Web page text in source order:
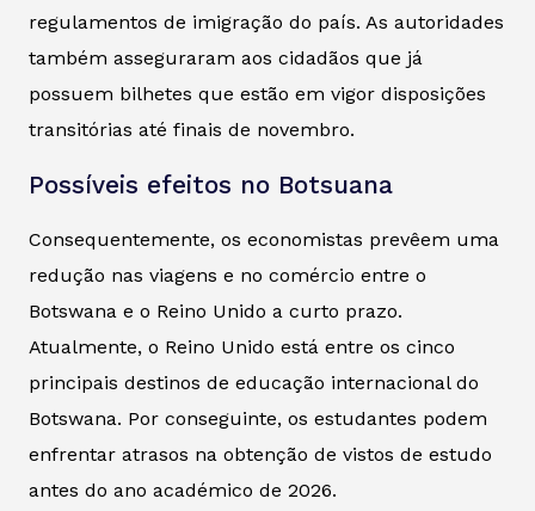
regulamentos de imigração do país. As autoridades
também asseguraram aos cidadãos que já
possuem bilhetes que estão em vigor disposições
transitórias até finais de novembro.
Possíveis efeitos no Botsuana
Consequentemente, os economistas prevêem uma
redução nas viagens e no comércio entre o
Botswana e o Reino Unido a curto prazo.
Atualmente, o Reino Unido está entre os cinco
principais destinos de educação internacional do
Botswana. Por conseguinte, os estudantes podem
enfrentar atrasos na obtenção de vistos de estudo
antes do ano académico de 2026.